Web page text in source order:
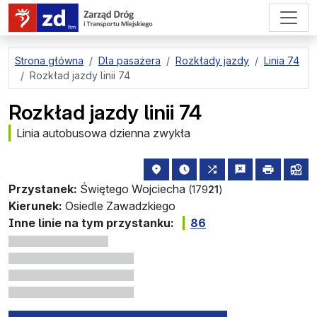
przejdź do treści strony
Strona główna Dla pasażera Rozkłady jazdy
Linia 74
Rozkład jazdy linii 74
Rozkład jazdy linii 74
Linia autobusowa dzienna zwykła
Przystanek: Świętego Wojciecha (17921)
lokalizacja przystanku na mapie
najbliższe odjazdy z tego
wszystkie linie
zgłośdrukuj
Kierunek: Osiedle Zawadzkiego
Inne linie na tym przystanku:
86